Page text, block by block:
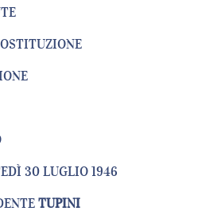
30 LUGLIO 1946
TUPINI